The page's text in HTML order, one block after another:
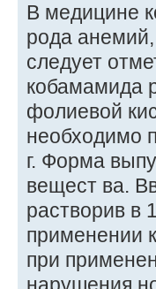
В медицине
рода
следует
кобамамида
фолиевой
необходимо
г. Форма
вещест ва.
растворив в
применении
при